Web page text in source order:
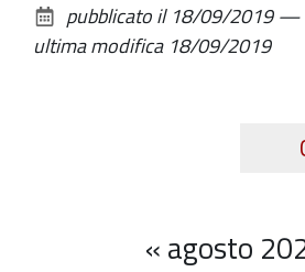
documento
pubblicato il 18/09/2019—
ultima modifica 18/09/2019
«agosto